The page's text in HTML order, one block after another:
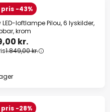
-43%
LED-loftlampe Pilou, 6 lyskilder,
krom
kr.
1.849,00 kr.
-28%
1099 kr.
799 kr.